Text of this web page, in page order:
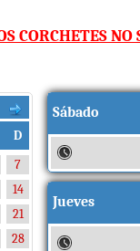
CORCHETES
D
7
14
21
28
Sábado
Jueves